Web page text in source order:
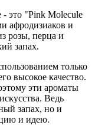
это "Pink Molecule
афродизиаков и
розы, перца и
запах.
только
высокое качество.
эти ароматы
Ведь
запах, но и
и идею.